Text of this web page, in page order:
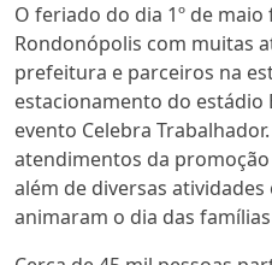
O feriado do dia 1º de
Rondonópolis com muitas
prefeitura e parceiros na
estacionamento do estádio
evento Celebra
atendimentos da
além de diversas
animaram o dia das